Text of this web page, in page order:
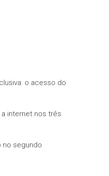
o acesso do
internet nos três
no segundo